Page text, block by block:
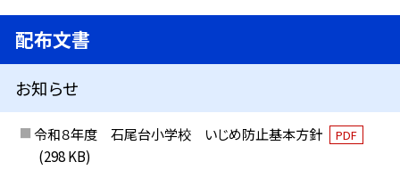
配布文書
お知らせ
令和８年度 石尾台小学校 いじめ防止基本方針 PDF
(298 KB)